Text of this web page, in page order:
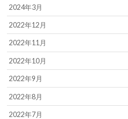
2024年3月
2022年12月
2022年11月
2022年10月
2022年9月
2022年8月
2022年7月